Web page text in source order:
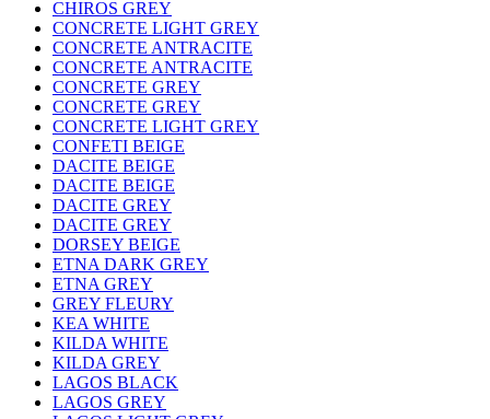
CHIROS GREY
CONCRETE LIGHT GREY
CONCRETE ANTRACITE
CONCRETE ANTRACITE
CONCRETE GREY
CONCRETE GREY
CONCRETE LIGHT GREY
CONFETI BEIGE
DACITE BEIGE
DACITE BEIGE
DACITE GREY
DACITE GREY
DORSEY BEIGE
ETNA DARK GREY
ETNA GREY
GREY FLEURY
KEA WHITE
KILDA WHITE
KILDA GREY
LAGOS BLACK
LAGOS GREY